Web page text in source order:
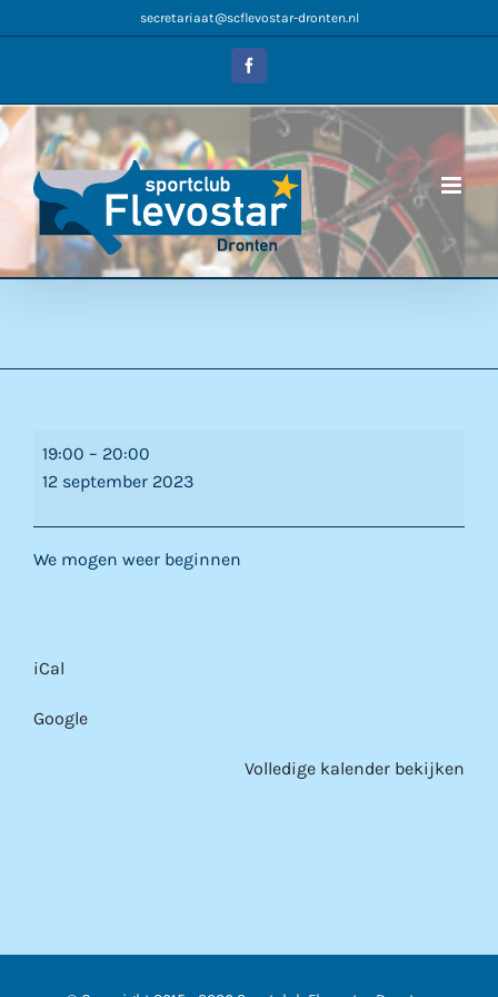
naar
secretariaat@scflevostar-dronten.nl
Facebook
Start
Ritmische
19:00 – 20:00
12 september 2023
We mogen weer beginnen
iCal
Google
Volledige kalender bekijken